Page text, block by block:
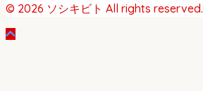
© 2026 ソシキビト All rights reserved.